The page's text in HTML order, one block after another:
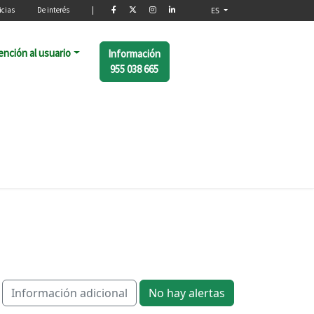
De interés ES
al usuario
Información
955 038 665
Información adicional No hay alertas